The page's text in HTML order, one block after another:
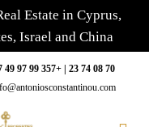
Estate in Cyprus,
Israel and China
70 08 74 23 | +357 99 97 49 37